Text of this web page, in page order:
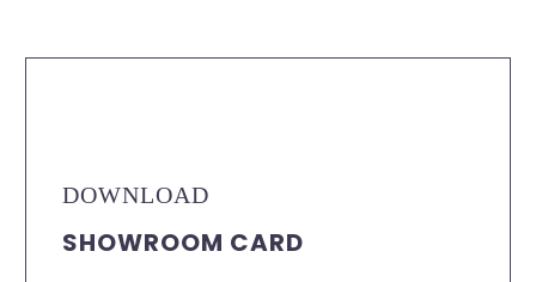
DOWNLOAD
SHOWROOM CARD